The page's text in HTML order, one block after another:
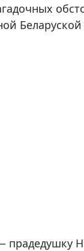
Беларуской
прадедушку